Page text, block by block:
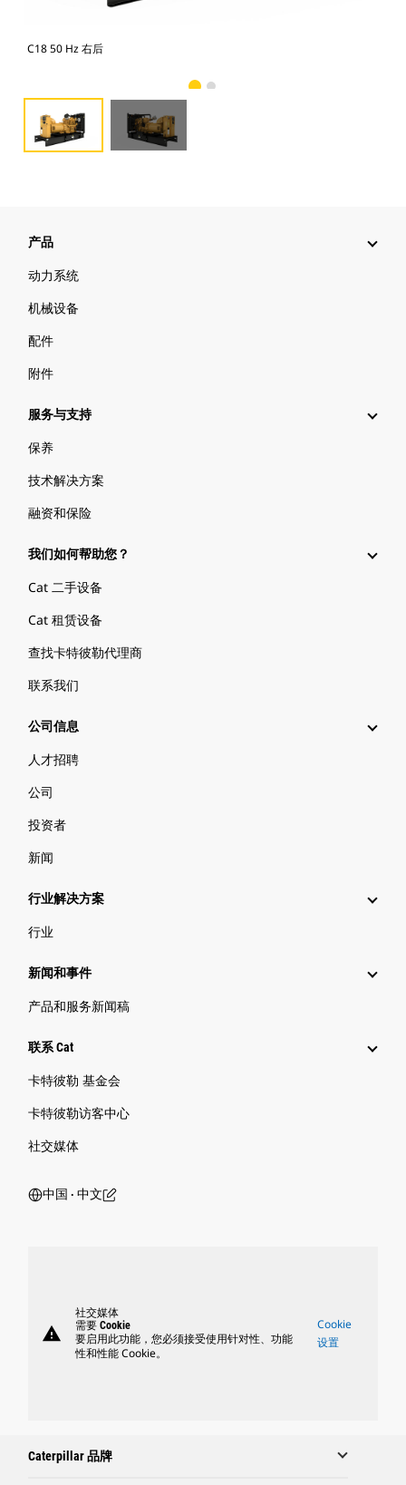
C18 50 Hz 右后
产品
动力系统
机械设备
配件
附件
服务与支持
保养
技术解决方案
融资和保险
我们如何帮助您？
Cat 二手设备
Cat 租赁设备
查找卡特彼勒代理商
联系我们
公司信息
人才招聘
公司
投资者
新闻
行业解决方案
行业
新闻和事件
产品和服务新闻稿
联系 Cat
卡特彼勒 基金会
卡特彼勒访客中心
社交媒体
中国 ‧ 中文
warning
社交媒体
需要 Cookie
要启用此功能，您必须接受使用针对性、功能
性和性能 Cookie。
Cookie
设置
Caterpillar 品牌